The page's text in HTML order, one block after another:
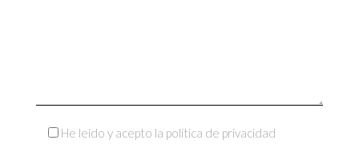
He leído y acepto la política de privacidad